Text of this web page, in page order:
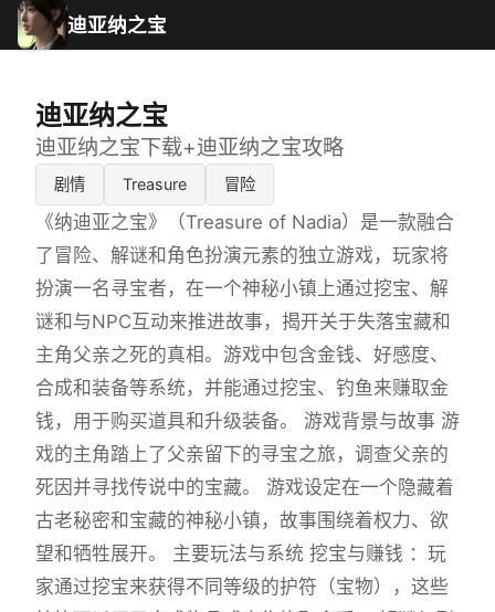
迪亚纳之宝
迪亚纳之宝
迪亚纳之宝下载+迪亚纳之宝攻略
剧情 Treasure 冒险
《纳迪亚之宝》（Treasure of Nadia）是一款融合
了冒险、解谜和角色扮演元素的独立游戏，玩家将
扮演一名寻宝者，在一个神秘小镇上通过挖宝、解
谜和与NPC互动来推进故事，揭开关于失落宝藏和
主角父亲之死的真相。游戏中包含金钱、好感度、
合成和装备等系统，并能通过挖宝、钓鱼来赚取金
钱，用于购买道具和升级装备。 游戏背景与故事 游
戏的主角踏上了父亲留下的寻宝之旅，调查父亲的
死因并寻找传说中的宝藏。 游戏设定在一个隐藏着
古老秘密和宝藏的神秘小镇，故事围绕着权力、欲
望和牺牲展开。 主要玩法与系统 挖宝与赚钱 ：玩
家通过挖宝来获得不同等级的护符（宝物），这些